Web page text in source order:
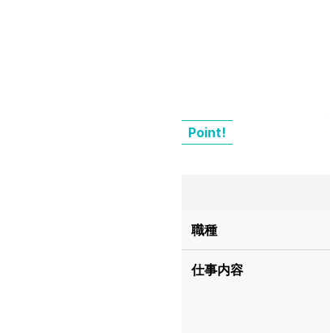
Point!
職種
仕事内容